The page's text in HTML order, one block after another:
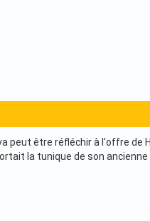
peut être réfléchir à l'offre de
la tunique de son ancienne